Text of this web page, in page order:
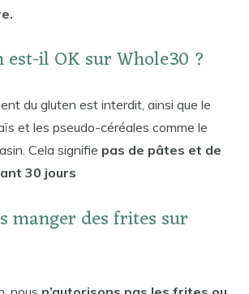
est-il OK sur Whole30 ?
du gluten est interdit, ainsi que le
et les pseudo-céréales comme le
Cela signifie pas de pâtes et de
30 jours
manger des frites sur